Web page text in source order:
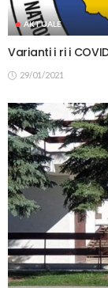
AKTUALE
Varianti i ri i
29/01/2021